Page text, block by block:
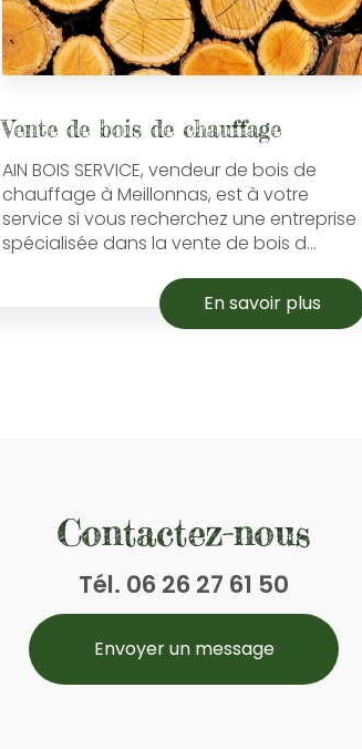
Vente de bois de chauffage
AIN BOIS SERVICE, vendeur de bois de
chauffage à Meillonnas, est à votre
service si vous recherchez une entreprise
spécialisée dans la vente de bois d...
En savoir plus
Contactez-nous
Tél. 06 26 27 61 50
Envoyer un message